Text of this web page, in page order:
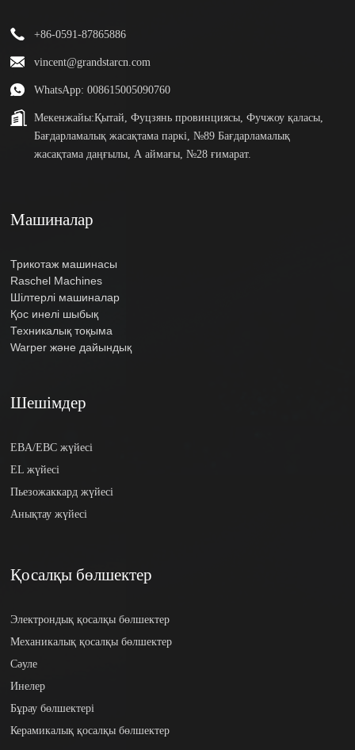
+86-0591-87865886
vincent@grandstarcn.com
WhatsApp: 008615005090760
Мекенжайы:Қытай, Фуцзянь провинциясы, Фучжоу қаласы,
Бағдарламалық жасақтама паркі, №89 Бағдарламалық
жасақтама даңғылы, А аймағы, №28 ғимарат.
Машиналар
Трикотаж машинасы
Raschel Machines
Шілтерлі машиналар
Қос инелі шыбық
Техникалық тоқыма
Warper және дайындық
Шешімдер
EBA/EBC жүйесі
EL жүйесі
Пьезожаккард жүйесі
Анықтау жүйесі
Қосалқы бөлшектер
Электрондық қосалқы бөлшектер
Механикалық қосалқы бөлшектер
Сәуле
Инелер
Бұрау бөлшектері
Керамикалық қосалқы бөлшектер